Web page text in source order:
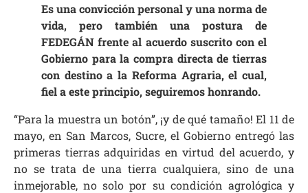
Es una convicción personal y una norma de
vida, pero también una postura de
FEDEGÁN frente al acuerdo suscrito con el
Gobierno para la compra directa de tierras
con destino a la Reforma Agraria, el cual,
fiel a este principio, seguiremos honrando.
“Para la muestra un botón”, ¡y de qué tamaño! El 11 de
mayo, en San Marcos, Sucre, el Gobierno entregó las
primeras tierras adquiridas en virtud del acuerdo, y
no se trata de una tierra cualquiera, sino de una
inmejorable, no solo por su condición agrológica y